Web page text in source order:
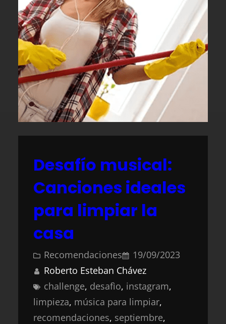
Desafío musical:
Canciones ideales
para limpiar la
casa
Recomendaciones
19/09/2023
Roberto Esteban Chávez
challenge, desafìo, instagram
limpieza, música para limpiar
recomendaciones, septiembre